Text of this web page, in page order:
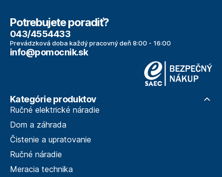
Potrebujete poradiť?
043/4554433
Prevádzková doba každý pracovný deň 8:00 - 16:00
info@pomocnik.sk
Kategórie produktov
Ručné elektrické náradie
Dom a záhrada
Čistenie a upratovanie
Ručné náradie
Meracia technika